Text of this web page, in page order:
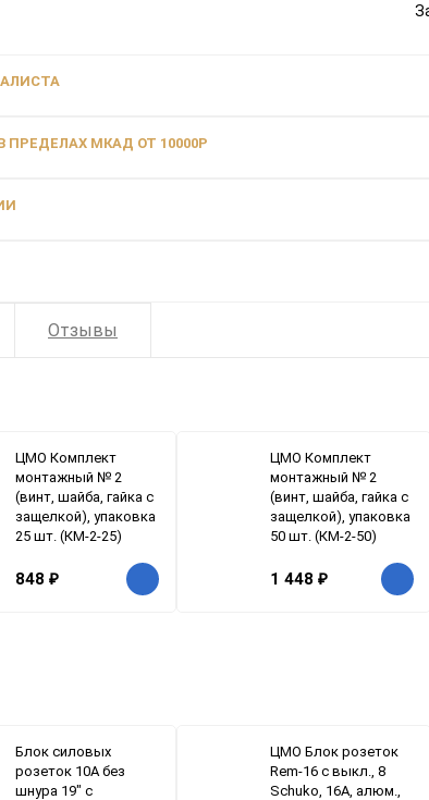
МКАД ОТ 10000Р
Отзывы
ЦМО Комплект
монтажный № 2
(винт, шайба, гайка с
защелкой), упаковка
25 шт. (КМ-2-25)
848 ₽
ЦМО Комплект
монтажный № 2
(винт, шайба, гайка с
защелкой), упаковка
50 шт. (КМ-2-50)
1 448 ₽
Блок силовых
розеток 10А без
шнура 19" с
ЦМО Блок розеток
Rem-16 с выкл., 8
Schuko, 16A, алюм.,